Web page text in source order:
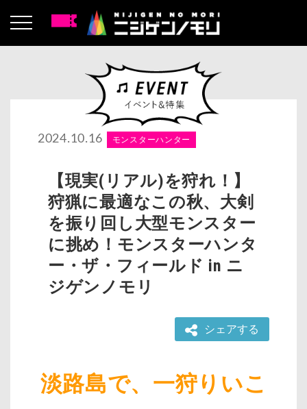
2024.10.16 モンスターハンター
【現実(リアル)を狩れ！】
狩猟に最適なこの秋、大剣
を振り回し大型モンスター
に挑め！モンスターハンタ
ー・ザ・フィールド in ニ
ジゲンノモリ
シェアする
淡路島で、一狩りいこ